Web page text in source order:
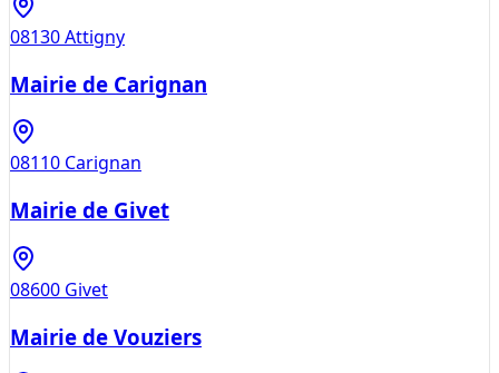
08130Attigny
Mairie de Carignan
08110 Carignan
Mairie de Givet
08600 Givet
Mairie de Vouziers